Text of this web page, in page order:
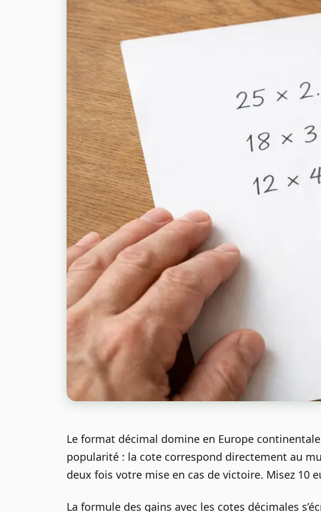
Le format décimal domine en Europe
popularité : la cote correspond directement au
deux fois votre mise en cas de victoire. Misez 10
La formule des gains avec les cotes décimales